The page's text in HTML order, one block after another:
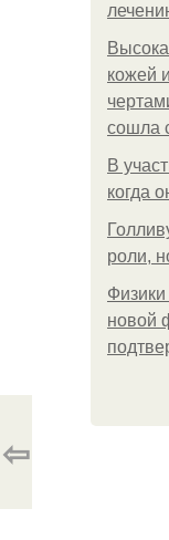
кожей
сошла
В
когда
роли,
новой
⇦